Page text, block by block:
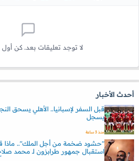
لا توجد تعليقات بعد. كن
أحدث الأخبار
قبل السفر لإسبانيا.. الأهلي يسحق
يسجل
منذ 3 ساعة
"حشود ضخمة من أجل الملك".. ماذا
استقبال جمهور طرابزون لـ محمد